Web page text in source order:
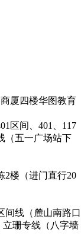
厦四楼华图教育
区间、401、117
（五一广场站下
2楼（进门直行20
间线（麓山南路口
珊专线（八字墙